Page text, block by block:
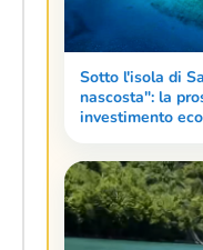
Sotto l'isola di
nascosta": la
investimento